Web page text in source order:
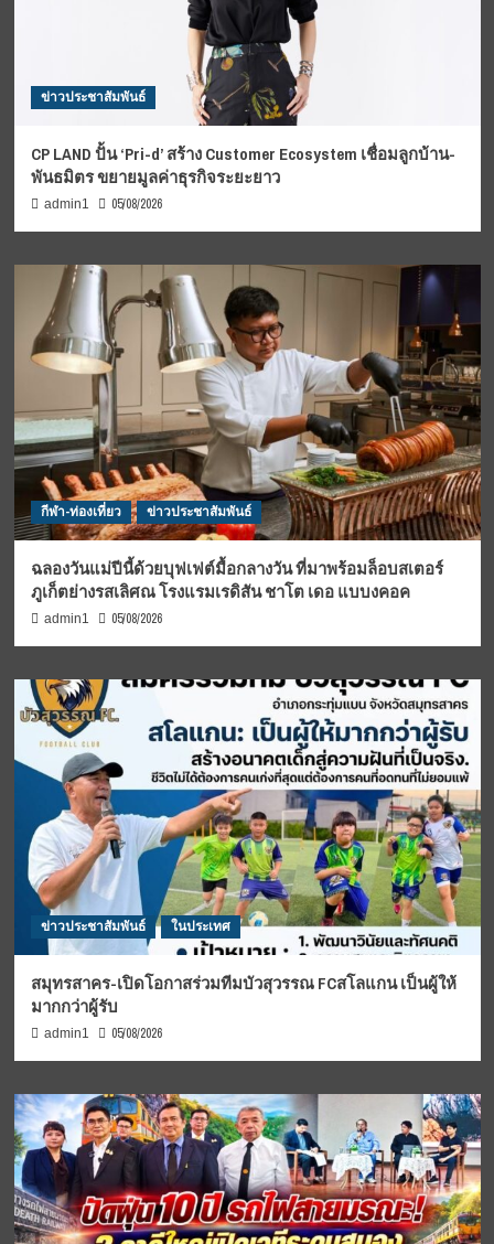
ข่าวประชาสัมพันธ์
CP LAND ปั้น ‘Pri-d’ สร้าง Customer Ecosystem เชื่อมลูกบ้าน-
พันธมิตร ขยายมูลค่าธุรกิจระยะยาว
admin1 05/08/2026
กีฬา-ท่องเที่ยว ข่าวประชาสัมพันธ์
ฉลองวันแม่ปีนี้ด้วยบุฟเฟต์มื้อกลางวัน ที่มาพร้อมล็อบสเตอร์
ภูเก็ตย่างรสเลิศณ โรงแรมเรดิสัน ชาโต เดอ แบบงคอค
admin1 05/08/2026
ข่าวประชาสัมพันธ์ ในประเทศ
สมุทรสาคร-เปิดโอกาสร่วมทีมบัวสุวรรณ FCสโลแกน เป็นผู้ให้
มากกว่าผู้รับ
admin1 05/08/2026